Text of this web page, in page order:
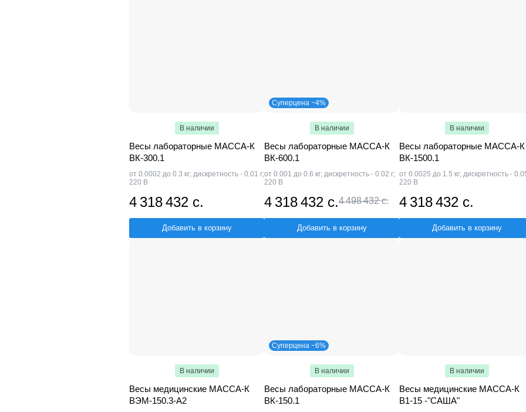
В наличии
Весы лабораторные МАССА-К
ВК-300.1
от 0.0002 до 0.3 кг; дискретность - 0.01 г;
220 В
4 318 432 с.
Добавить в корзину
Суперцена −4%
В наличии
Весы лабораторные МАССА-К
ВК-600.1
от 0.001 до 0.6 кг; дискретность - 0.02 г;
220 В
4 318 432 с.4 498 432 с.
Добавить в корзину
В наличии
Весы лабораторные МАССА-К
ВК-1500.1
от 0.0025 до 1.5 кг; дискретность -
220 В
4 318 432 с.
Добавить в корзину
В наличии
Весы медицинские МАССА-К
ВЭМ-150.3-A2
Суперцена −6%
В наличии
Весы лабораторные МАССА-К
ВК-150.1
В наличии
Весы медицинские МАССА-К
В1-15 -"САША"